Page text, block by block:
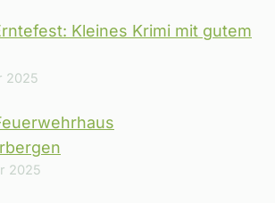
Kleines Krimi mit gutem
2025
2025